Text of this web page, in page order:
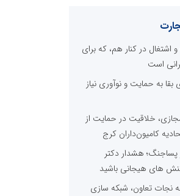
در کنار هم، که برای
است
بقا به حمایت و نوآوری نیاز
خلاقیت در حمایت از
کامیون‌داران کرج
هشدار دکتر
های هیجانی باشید
نجات تعاون، شبکه سازی